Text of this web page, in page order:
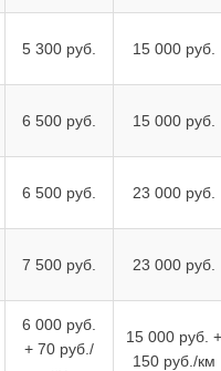
5 300 руб. 15 000 руб.
6 500 руб. 15 000 руб.
6 500 руб. 23 000 руб.
7 500 руб. 23 000 руб.
6 000 руб.
+ 70 руб./
15 000 руб. +
150 руб./км